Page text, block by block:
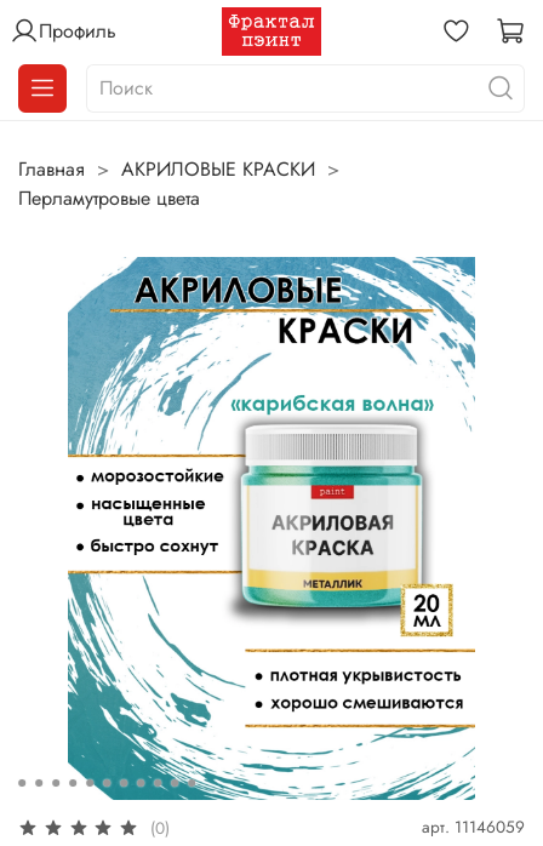
Профиль
Главная
АКРИЛОВЫЕ КРАСКИ
Перламутровые цвета
(0) арт. 11146059